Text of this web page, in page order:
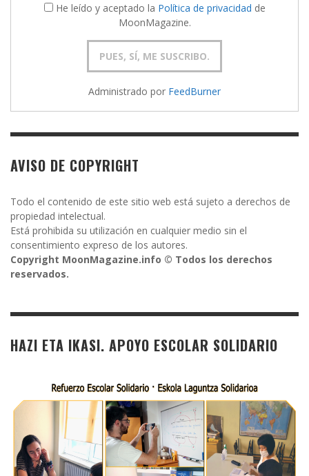
He leído y aceptado la Política de privacidad de
MoonMagazine.
Administrado por FeedBurner
AVISO DE COPYRIGHT
Todo el contenido de este sitio web está sujeto a derechos de
propiedad intelectual.
Está prohibida su utilización en cualquier medio sin el
consentimiento expreso de los autores.
Copyright MoonMagazine.info © Todos los derechos
reservados.
HAZI ETA IKASI. APOYO ESCOLAR SOLIDARIO